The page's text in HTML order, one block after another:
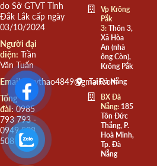
do Sở GTVT Tỉnh
Đắk Lắk cấp ngày
03/10/2024
Người đại
diện: Trần
Văn Tuấn
Email: quythao4849@gmail.com
Tổng
đài: 0985
793 793 -
0949 508
508
Vp Krông
Pắk
3:Thôn 3,
Xã Hòa
An (nhà
ông Còn),
Krông Pắk
Tại Đà Nẵng
BX Đà
Nẵng:185
Tôn Đức
Thắng, P.
Hoà Minh,
Tp. Đà
Nẵng